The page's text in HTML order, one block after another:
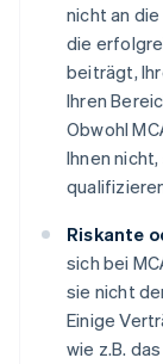
nicht an
die
beiträgt,
Ihren
Obwohl
Ihnen
Riskante
sich bei
sie nicht
Einige
wie z.B.